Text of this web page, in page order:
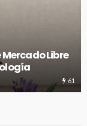
EN CENCO
60